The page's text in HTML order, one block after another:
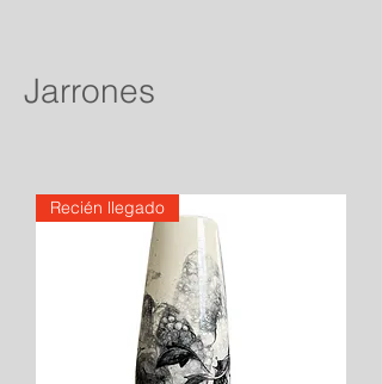
Jarrones
Recién llegado